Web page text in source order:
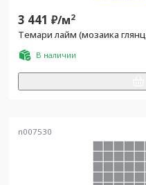
3 441 ₽/м2
В наличии
n007530